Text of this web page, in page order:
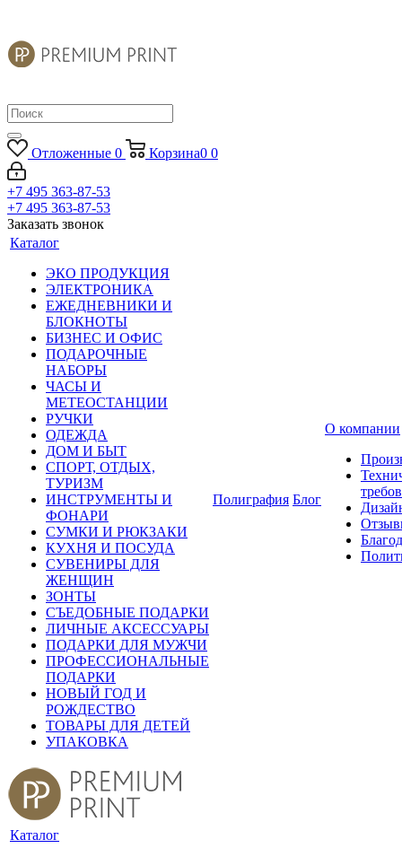
Отложенные 0 Корзина0 0
+7 495 363-87-53
+7 495 363-87-53
Заказать звонок
Каталог
ЭКО ПРОДУКЦИЯ
ЭЛЕКТРОНИКА
ЕЖЕДНЕВНИКИ И
БЛОКНОТЫ
БИЗНЕС И ОФИС
ПОДАРОЧНЫЕ
НАБОРЫ
ЧАСЫ И
МЕТЕОСТАНЦИИ
РУЧКИ
ОДЕЖДА
ДОМ И БЫТ
СПОРТ, ОТДЫХ,
ТУРИЗМ
ИНСТРУМЕНТЫ И
ФОНАРИ
СУМКИ И РЮКЗАКИ
КУХНЯ И ПОСУДА
СУВЕНИРЫ ДЛЯ
ЖЕНЩИН
ЗОНТЫ
СЪЕДОБНЫЕ ПОДАРКИ
ЛИЧНЫЕ АКСЕССУАРЫ
ПОДАРКИ ДЛЯ МУЖЧИ
ПРОФЕССИОНАЛЬНЫЕ
ПОДАРКИ
НОВЫЙ ГОД И
РОЖДЕСТВО
ТОВАРЫ ДЛЯ ДЕТЕЙ
УПАКОВКА
Полиграфия Блог
О компании
Каталог